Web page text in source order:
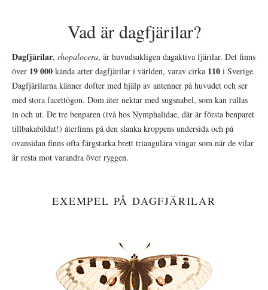
Vad är dagfjärilar?
Dagfjärilar, rhopalocera, är huvudsakligen dagaktiva fjärilar. Det finns
över 19 000 kända arter dagfjärilar i världen, varav cirka 110 i Sverige.
Dagfjärilarna känner dofter med hjälp av antenner på huvudet och ser
med stora facettögon. Dom äter nektar med sugsnabel, som kan rullas
in och ut. De tre benparen (två hos Nymphalidae, där är första benparet
tillbakabildat!) återfinns på den slanka kroppens undersida och på
ovansidan finns ofta färgstarka brett triangulära vingar som när de vilar
är resta mot varandra över ryggen.
EXEMPEL PÅ DAGFJÄRILAR